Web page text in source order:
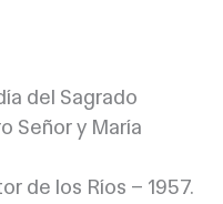
del Sagrado
Señor y María
de los Ríos – 1957.